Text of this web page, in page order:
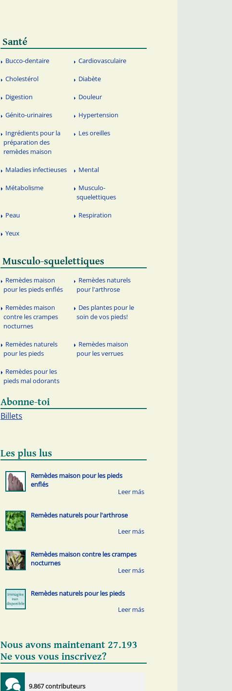
Santé
Bucco-dentaire Cardiovasculaire
Cholestérol Diabète
Digestion Douleur
Génito-urinaires Hypertension
Ingrédients pour la
préparation des
remèdes maison
Les oreilles
Maladies infectieuses Mental
Métabolisme
Musculo-
squelettiques
Peau Respiration
Yeux
Musculo-squelettiques
Remèdes maison
pour les pieds enflés
Remèdes naturels
pour l'arthrose
Remèdes maison
contre les crampes
nocturnes
Des plantes pour le
soin de vos pieds!
Remèdes naturels
pour les pieds
Remèdes maison
pour les verrues
Remèdes pour les
pieds mal odorants
Abonne-toi
Billets
Les plus lus
Remèdes maison pour les pieds
enflés
Remèdes naturels pour l'arthrose
Remèdes maison contre les crampes
nocturnes
Remèdes naturels pour les pieds
Nous avons maintenant 27.193
Ne vous vous inscrivez?
9.867 contributeurs